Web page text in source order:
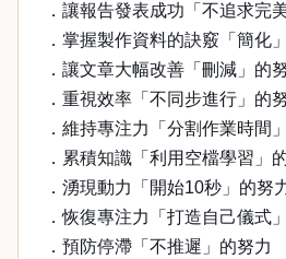
．讓報告發表成功「不追求完
．掌握製作資料的訣竅「簡化
．讓文章大幅改善「刪減」的
．重視效率「不同步進行」的
．維持專注力「分割作業時間
．累積知識「利用空檔學習」
．湧現動力「開始10秒」的努
．恢復專注力「打造自己儀式
．預防停滯「不推遲」的努力